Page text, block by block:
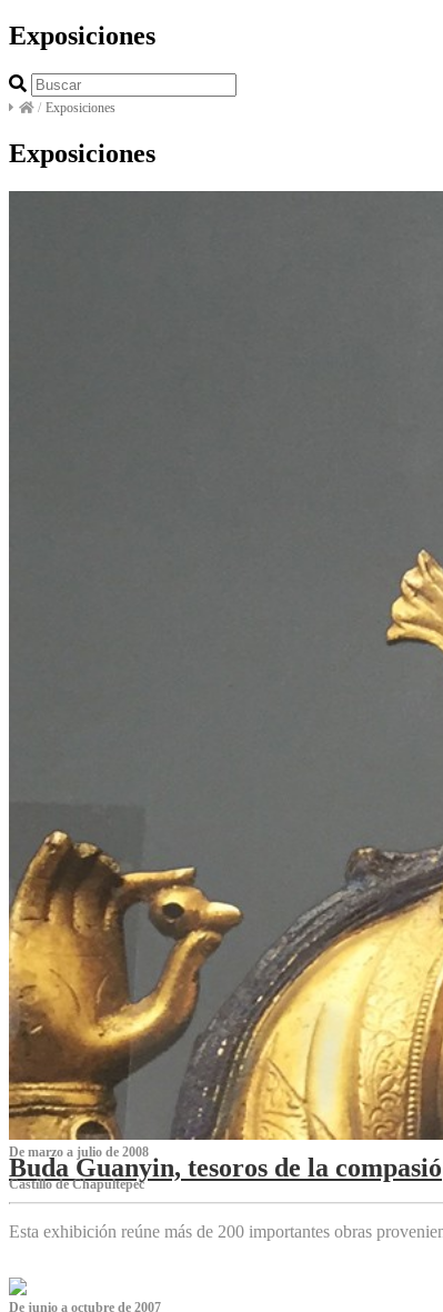
Exposiciones
/ Exposiciones
Exposiciones
De marzo a julio de 2008
Buda Guanyin, tesoros de la compasió
Castillo de Chapultepec
Esta exhibición reúne más de 200 importantes obras
De junio a octubre de 2007